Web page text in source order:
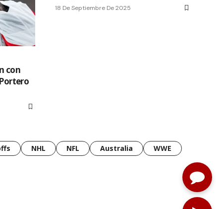
con
18 De Septiembre De 2025
NHL NFL Australia WWE